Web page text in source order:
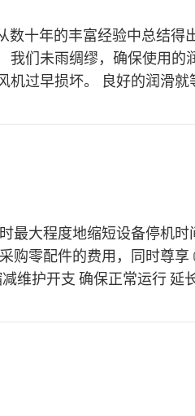
十年的丰富经验中总结得
们未雨绸缪，确保使用的
过早损坏。 良好的润滑就
最大程度地缩短设备停机
零配件的费用，同时尊享
维护开支 确保正常运行 延